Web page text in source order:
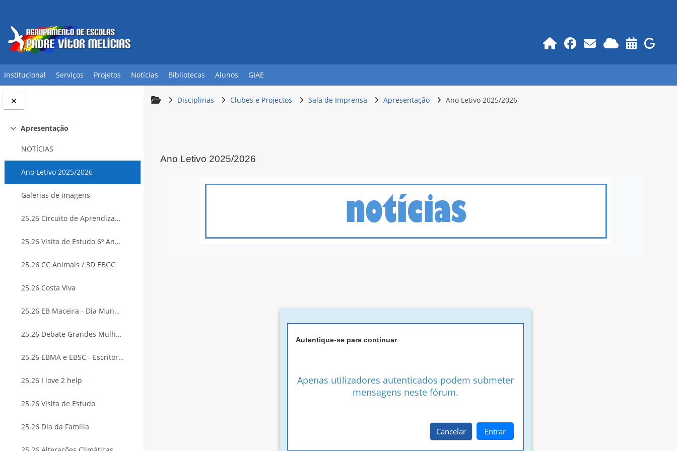
Contrair
Apresentação
NOTÍCIAS
Ano Letivo 2025/2026
Galerias de imagens
25.26 Circuito de Aprendizagem
25.26 Visita de Estudo 6º Ano EBGC
25.26 CC Animais / 3D EBGC
25.26 Costa Viva
25.26 EB Maceira - Dia Mundial da Criança
25.26 Debate Grandes Mulheres
25.26 EBMA e EBSC - Escritora e Ilustradora
25.26 I love 2 help
25.26 Visita de Estudo
25.26 Dia da Família
Institucional Serviços Projetos Notícias Bibliotecas Alunos GIAE
Disciplinas Clubes e Projectos Sala de Imprensa Apresentação Ano Letivo 2025/2026
Ano Letivo 2025/2026
Autentique-se para continuar
Apenas utilizadores autenticados podem submeter
mensagens neste fórum.
Cancelar Entrar